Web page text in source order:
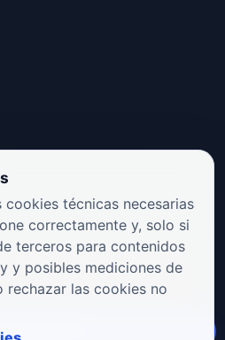
o promotor? Envíanos tus
o propuestas musicales.
propuesta
cookies técnicas necesarias
correctamente y, solo si
terceros para contenidos
y posibles mediciones de
rechazar las cookies no